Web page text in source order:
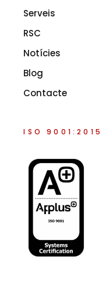
Serveis
RSC
Notícies
Blog
Contacte
ISO 9001:2015